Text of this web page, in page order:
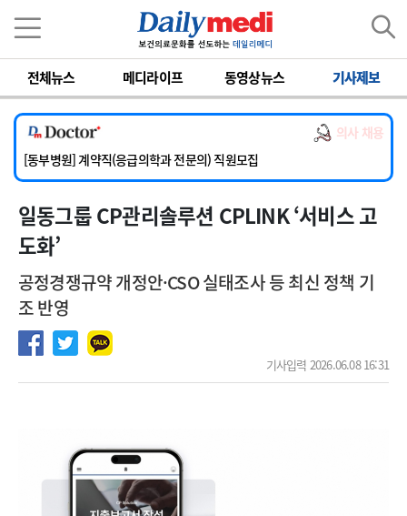
전체뉴스 메디라이프 동영상뉴스 기사제보
의사 채용
[서울아산병원] 2026년 하반기 인턴 모집
[영남대학교의료원] 마취통증의학과 임기제 임상의사 채용
[충남대학교병원] 소아청소년과(소아응급전담) 계약직 의사 공개채용
[동부병원] 계약직(응급의학과 전문의) 직원모집
[이대목동병원] 하반기 전공의(레지던트1년차) 모집
[서울아산병원] 2026년 하반기 인턴 모집
[영남대학교의료원] 마취통증의학과 임기제 임상의사 채용
일동그룹 CP관리솔루션 CPLINK ‘서비스 고
도화’
공정경쟁규약 개정안·CSO 실태조사 등 최신 정책 기
조 반영
기사입력 2026.06.08 16:31